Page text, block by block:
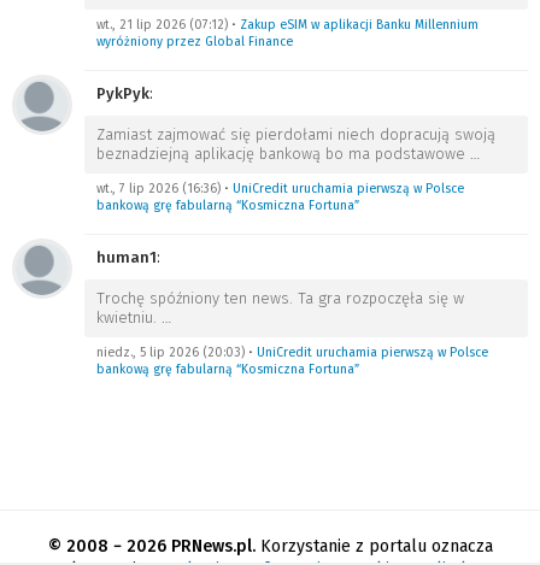
wt., 21 lip 2026 (07:12) • Zakup eSIM w aplikacji Banku Millennium
wyróżniony przez Global Finance
PykPyk:
Zamiast zajmować się pierdołami niech dopracują swoją
beznadziejną aplikację bankową bo ma podstawowe …
wt., 7 lip 2026 (16:36) • UniCredit uruchamia pierwszą w Polsce
bankową grę fabularną “Kosmiczna Fortuna”
human1:
Trochę spóźniony ten news. Ta gra rozpoczęła się w
kwietniu. …
niedz., 5 lip 2026 (20:03) • UniCredit uruchamia pierwszą w Polsce
bankową grę fabularną “Kosmiczna Fortuna”
© 2008 − 2026 PRNews.pl.Korzystanie z portalu oznacza